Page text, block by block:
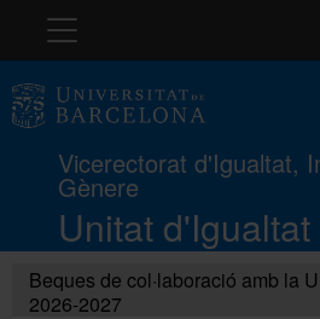
Navegació
Vicerectorat d'Igualtat,
Gènere
Unitat d'Igualtat
LGBTIQ+
Beques de col·laboració amb la
2026-2027